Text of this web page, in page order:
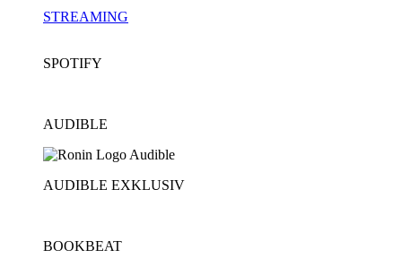
STREAMING
SPOTIFY
AUDIBLE
AUDIBLE EXKLUSIV
BOOKBEAT